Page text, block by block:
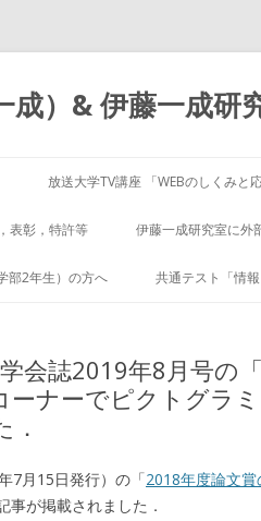
）& 伊藤一成研
ン
テ
ツ
へ
キ
ッ
放送大学TV講座 「WEBのしくみと
表彰，特許等 伊藤一成研究室に外
部2年生）の方へ 共通テスト「情
会誌2019年8月号の
ーナーでピクトグラ
7月15日発行）の「2018年度論文
事が掲載されました．